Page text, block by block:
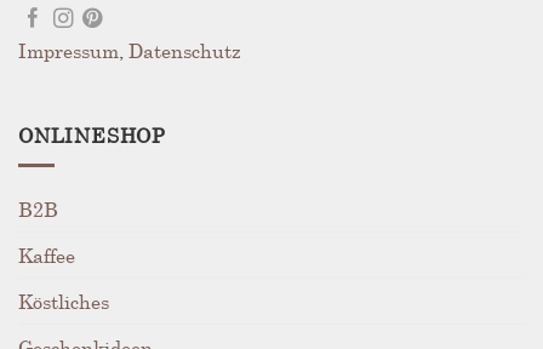
Impressum Datenschutz
ONLINESHOP
B2B
Kaffee
Köstliches